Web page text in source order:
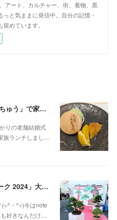
アート、カルチャー、街、着物、黒
っと気ままに発信中。自分の記憶・
めています。
結婚式場 大宮清水園「大宮うちゅう」で家族ランチ☆武蔵一宮氷川神社へ参拝
りの老舗結婚式
族ランチしまし…
レポまとめ☆「大宮盆栽ウィーク 2024」大盆栽まつり、おおみや盆栽まつりにいってきた
(=^・^=)今はnote
好きなんだけ…